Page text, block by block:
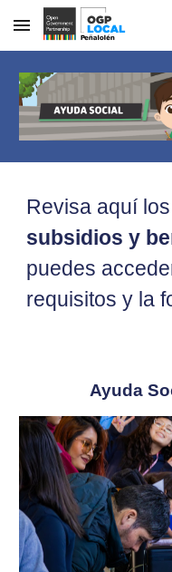
Skip to main content
Revisa aquí los
subsidios y
puedes
requisitos y la
Ayuda